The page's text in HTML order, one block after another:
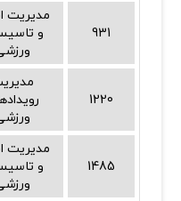
931
مدیریت
و
1220
1485
مدیریت
و